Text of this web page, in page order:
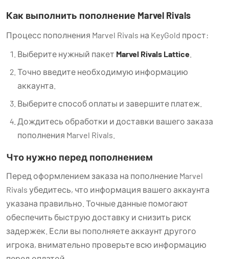
Как выполнить пополнение Marvel Rivals
Процесс пополнения Marvel Rivals на KeyGold прост:
Выберите нужный пакет Marvel Rivals Lattice
Точно введите необходимую информацию
аккаунта.
Выберите способ оплаты и завершите платеж.
Дождитесь обработки и доставки вашего заказа
пополнения Marvel Rivals.
Что нужно перед пополнением
Перед оформлением заказа на пополнение Marvel
Rivals убедитесь, что информация вашего аккаунта
указана правильно. Точные данные помогают
обеспечить быструю доставку и снизить риск
задержек. Если вы пополняете аккаунт другого
игрока, внимательно проверьте всю информацию